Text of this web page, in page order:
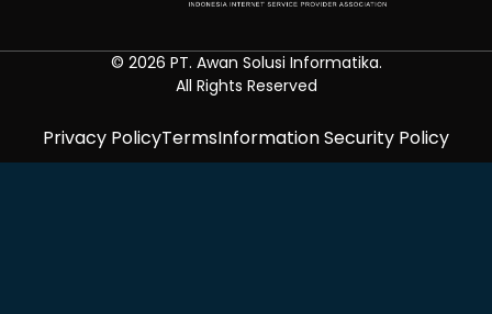
© 2026 PT. Awan Solusi Informatika.
All Rights Reserved
Privacy PolicyTermsInformation Security Policy